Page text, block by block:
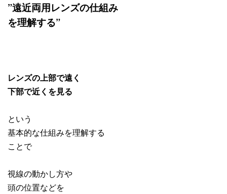
”遠近両用レンズの仕組み
を理解する”
レンズの上部で遠く
下部で近くを見る
という
基本的な仕組みを理解する
ことで
視線の動かし方や
頭の位置などを